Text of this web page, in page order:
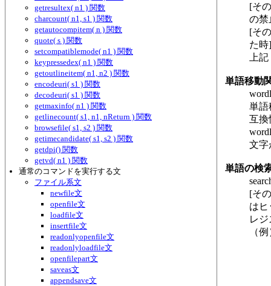
getresultex( n1 ) 関数
charcount( n1, s1 ) 関数
getautocompitem( n ) 関数
quote( s ) 関数
setcompatiblemode( n1 ) 関数
keypressedex( n1 ) 関数
getoutlineitem( n1, n2 ) 関数
encodeuri( s1 ) 関数
decodeuri( s1 ) 関数
getmaxinfo( n1 ) 関数
getlinecount( s1, n1, nReturn ) 関数
browsefile( s1, s2 ) 関数
getimecandidate( s1, s2 ) 関数
getdpi() 関数
getvd( n1 ) 関数
通常のコマンドを実行する文
ファイル系文
newfile文
openfile文
loadfile文
insertfile文
readonlyopenfile文
readonlyloadfile文
openfilepart文
saveas文
appendsave文
[そ
の禁
[そ
た
上
単語移動
単語
互換
文字
単語の検
[そ
は
レ
（